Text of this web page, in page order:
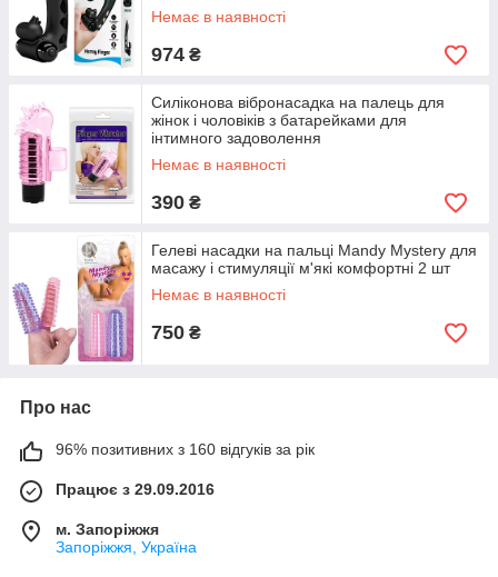
Немає в наявності
974 ₴
Силіконова вібронасадка на палець для
жінок і чоловіків з батарейками для
інтимного задоволення
Немає в наявності
390 ₴
Гелеві насадки на пальці Mandy Mystery для
масажу і стимуляції м'які комфортні 2 шт
Немає в наявності
750 ₴
Про нас
96% позитивних з 160 відгуків за рік
Працює з 29.09.2016
м. Запоріжжя
Запоріжжя, Україна